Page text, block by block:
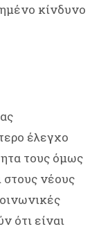
κίνδυνο
έλεγχο
τους όμως
στους νέους
ότι είναι